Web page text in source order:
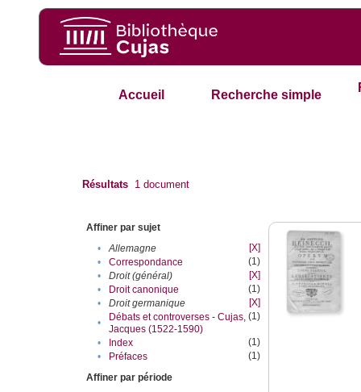
Accueil Recherche simple
Résultats 1 document
Affiner par sujet
•
Allemagne
[X]
•
Correspondance
(1)
•
Droit (général)
[X]
•
Droit canonique
(1)
•
Droit germanique
[X]
•
Débats et controverses - Cujas,
Jacques (1522-1590)
(1)
• Index
(1)
•
Préfaces
(1)
Affiner par période